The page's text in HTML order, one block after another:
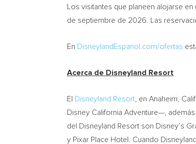
Los visitantes que planeen alojarse
de septiembre de 2026. Las
En DisneylandEspanol.com/ofertas
Acerca de Disneyland Resort
El Disneyland Resort , en Anaheim,
Disney California Adventure—,
del Disneyland Resort son Disney’s
y Pixar Place Hotel. Cuando